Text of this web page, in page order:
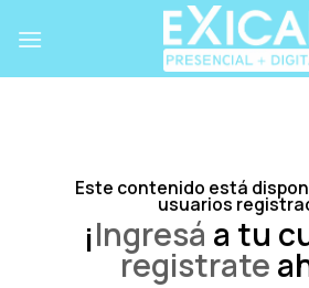
Este contenido está
usuarios
¡Ingresá a tu
registrate